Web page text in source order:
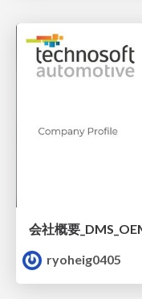
ryoheig0405